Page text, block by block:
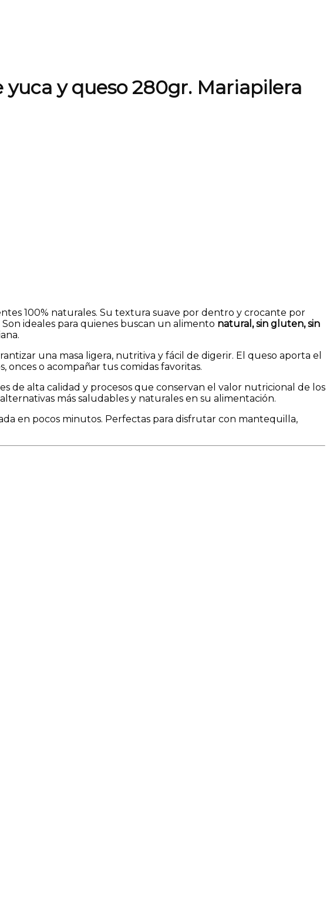
yuca y queso 280gr. Mariapilera
100% naturales. Su textura suave por dentro y crocante por
ideales para quienes buscan un alimento natural, sin gluten, sin
una masa ligera, nutritiva y fácil de digerir. El queso aporta el
o acompañar tus comidas favoritas.
de alta calidad y procesos que conservan el valor nutricional de los
más saludables y naturales en su alimentación.
en pocos minutos. Perfectas para disfrutar con mantequilla,